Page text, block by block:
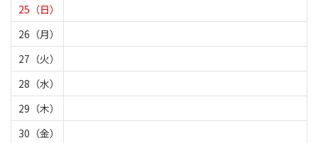
25（日）
26（月）
27（火）
28（水）
29（木）
30（金）